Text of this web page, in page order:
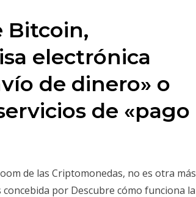
Bitcoin,
electrónica
de dinero» o
de «pago
de las Criptomonedas, no es otra más
concebida por Descubre cómo funciona la